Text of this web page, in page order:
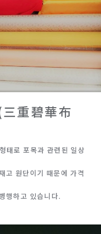
重碧華布
태로 포목과 관련된 일상
고 원단이기 때문에 가격
행하고 있습니다.